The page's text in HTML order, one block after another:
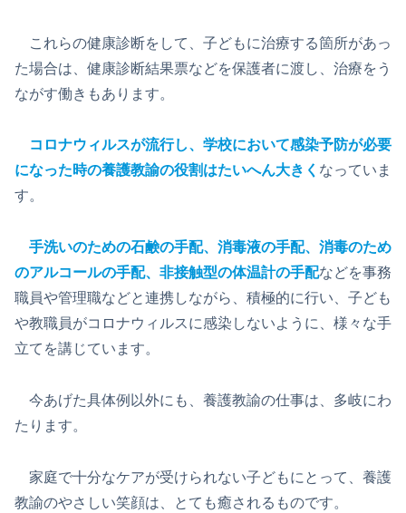
これらの健康診断をして、子どもに治療する箇所があっ
た場合は、健康診断結果票などを保護者に渡し、治療をう
ながす働きもあります。
コロナウィルスが流行し、学校において感染予防が必要
になった時の養護教諭の役割はたいへん大きく なっていま
す。
手洗いのための石鹸の手配、消毒液の手配、消毒のため
のアルコールの手配、非接触型の体温計の手配などを事務
職員や管理職などと連携しながら、積極的に行い、子ども
や教職員がコロナウィルスに感染しないように、様々な手
立てを講じています。
今あげた具体例以外にも、養護教諭の仕事は、多岐にわ
たります。
家庭で十分なケアが受けられない子どもにとって、養護
教諭のやさしい笑顔は、とても癒されるものです。